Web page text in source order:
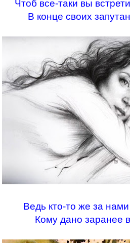
Чтоб все-таки вы
В конце своих
Ведь кто-то же за
Кому дано заранее